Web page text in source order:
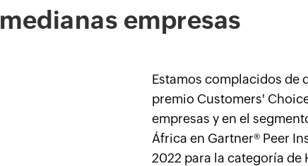
medianas empresas
Estamos complacidos de
premio Customers'
empresas y en el
África en Gartner® Peer
2022 para la categoría